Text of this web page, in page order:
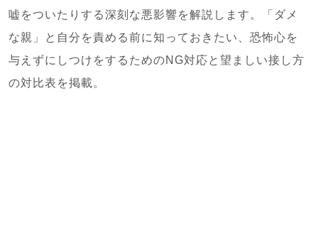
嘘をついたりする深刻な悪影響を解説します。「ダメ
な親」と自分を責める前に知っておきたい、恐怖心を
与えずにしつけをするためのNG対応と望ましい接し方
の対比表を掲載。